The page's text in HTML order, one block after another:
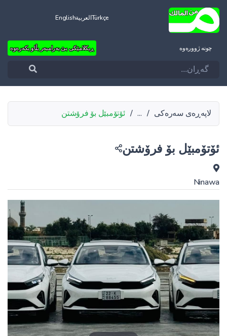
TürkçeالعربيةEnglish
چونه‌ ژووره‌وه‌ ڕیکلامێکی بێ بەرامبەر بڵاو بکەرەوە
لاپەڕەی سەرەکی /
...
/ ئۆتۆمبێل بۆ فرۆشتن
ئۆتۆمبێل بۆ فرۆشتن
Ninawa